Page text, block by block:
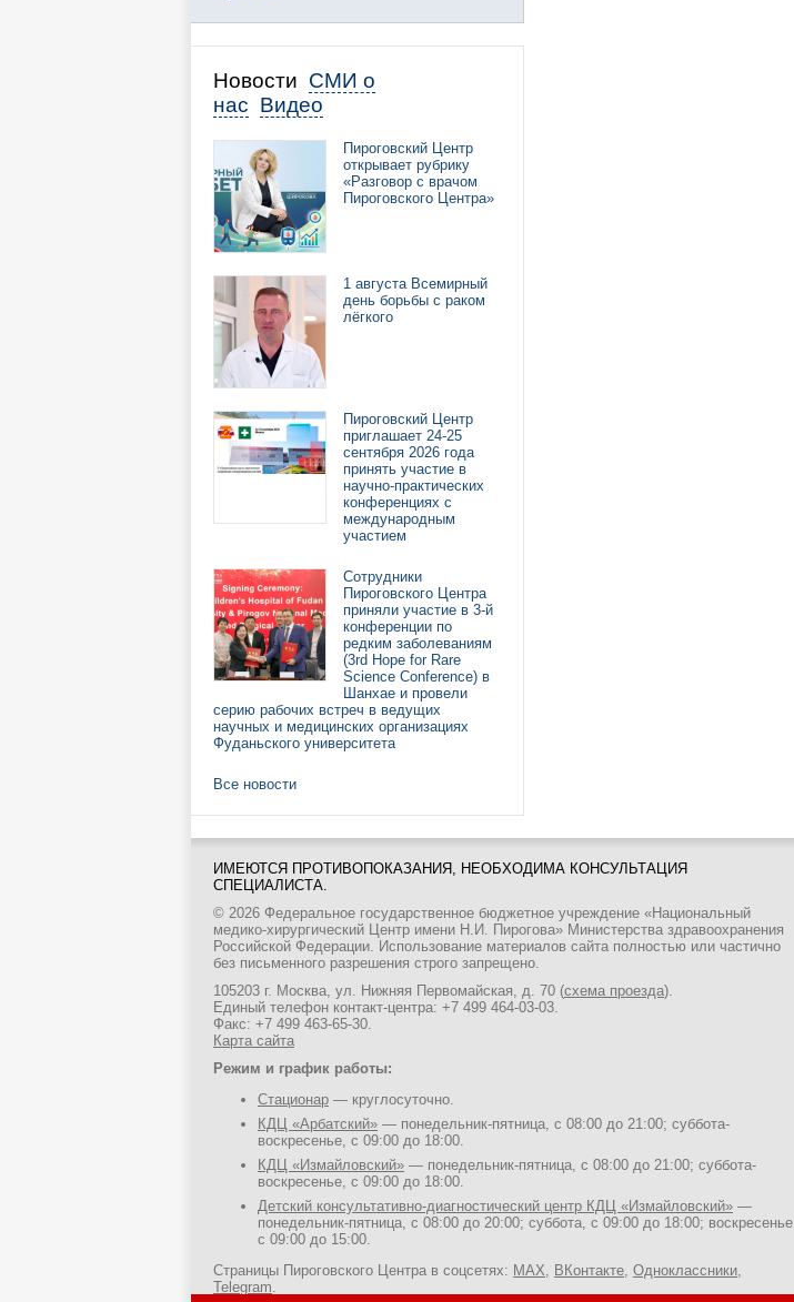
Новости СМИ о
нас Видео
Пироговский Центр
открывает рубрику
«Разговор с врачом
Пироговского Центра»
1 августа Всемирный
день борьбы с раком
лёгкого
Пироговский Центр
приглашает 24-25
сентября 2026 года
принять участие в
научно-практических
конференциях с
международным
участием
Сотрудники
Пироговского Центра
приняли участие в 3-й
конференции по
редким заболеваниям
(3rd Hope for Rare
Science Conference) в
Шанхае и провели
серию рабочих встреч в ведущих
научных и медицинских организациях
Фуданьского университета
Все новости
ИМЕЮТСЯ ПРОТИВОПОКАЗАНИЯ, НЕОБХОДИМА КОНСУЛЬТАЦИЯ
СПЕЦИАЛИСТА.
© 2026 Федеральное государственное бюджетное учреждение «Национальный
медико-хирургический Центр имени Н.И. Пирогова» Министерства здравоохранения
Российской Федерации. Использование материалов сайта полностью или частично
без письменного разрешения строго запрещено.
105203 г. Москва, ул. Нижняя Первомайская, д. 70 (схема проезда).
Единый телефон контакт-центра: +7 499 464-03-03.
Факс: +7 499 463-65-30.
Карта сайта
Режим и график работы:
Стационар — круглосуточно.
КДЦ «Арбатский» — понедельник-пятница, с 08:00 до 21:00; суббота-
воскресенье, с 09:00 до 18:00.
КДЦ «Измайловский» — понедельник-пятница, с 08:00 до 21:00; суббота-
воскресенье, с 09:00 до 18:00.
Детский консультативно-диагностический центр КДЦ «Измайловский» —
понедельник-пятница, с 08:00 до 20:00; суббота, с 09:00 до 18:00; воскресенье,
с 09:00 до 15:00.
Страницы Пироговского Центра в соцсетях: MAX ВКонтакте Одноклассники
Telegram